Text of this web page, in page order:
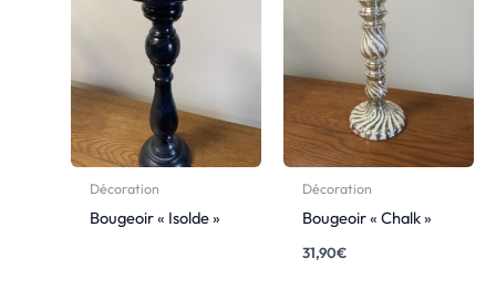
Décoration
Bougeoir « Isolde »
Décoration
Bougeoir « Chalk »
31,90€